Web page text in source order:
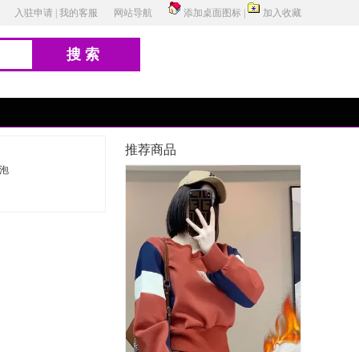
入驻申请 我的客服 网站导航 添加桌面图标 加入收藏
搜索
推荐商品